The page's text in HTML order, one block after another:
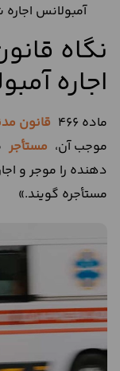
آمبولانس
نگاه
اجاره
ماده ۴۶۶ قانون
موجب آن، مستأجر
دهنده را موجر و
مستأجره گویند.»